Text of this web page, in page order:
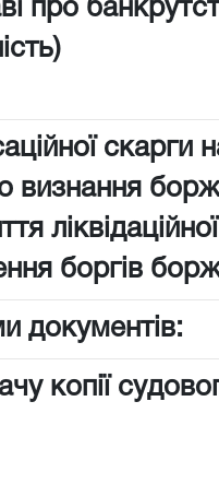
про
скарги
визнання
ліквідаційної
боргів
документів:
копії